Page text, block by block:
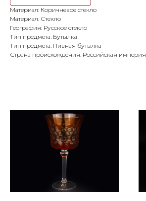
Материал: Коричневое стекло
Материал: Стекло
География: Русское стекло
Тип предмета: Бутылка
Тип предмета: Пивная бутылка
Страна происхождения: Российская империя